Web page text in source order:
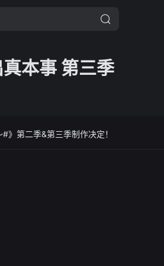
本事 第三季
》第二季&第三季制作决定！